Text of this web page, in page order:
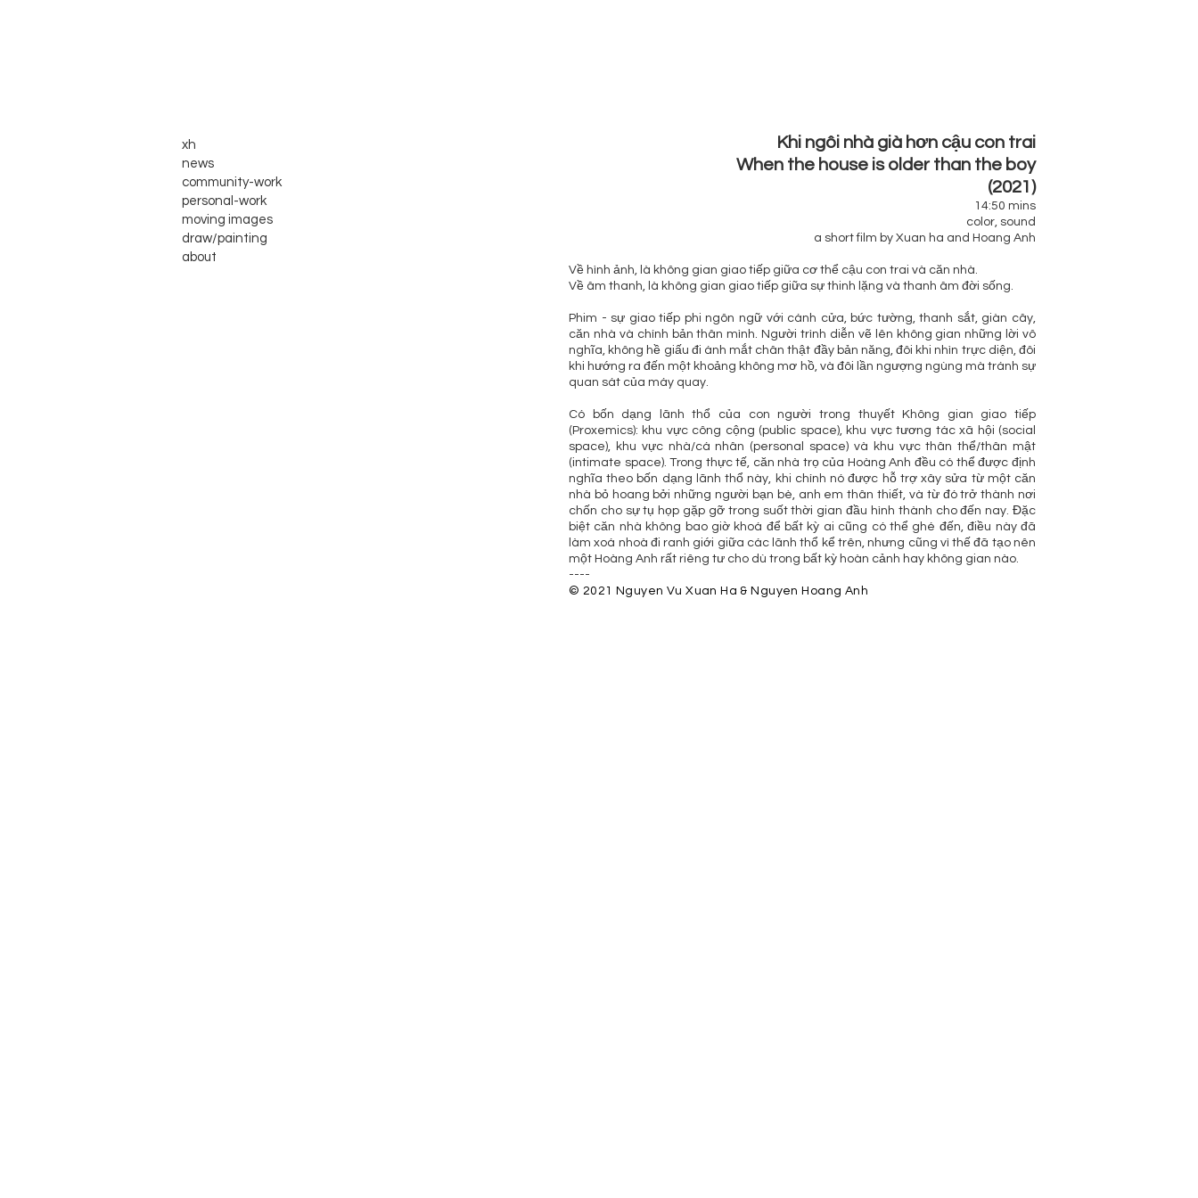
Khi ngôi nhà già hơn cậu con trai
When the house is older than the boy
(2021)
14:50 mins
color, sound
a short film by Xuan ha and Hoang Anh
Về hình ảnh, là không gian giao tiếp giữa cơ thể cậu con trai và căn nhà.
Về âm thanh, là không gian giao tiếp giữa sự thinh lặng và thanh âm đời sống.
Phim - sự giao tiếp phi ngôn ngữ với cánh cửa, bức tường, thanh sắt, giàn cây,
căn nhà và chính bản thân mình. Người trình diễn vẽ lên không gian những lời vô
nghĩa, không hề giấu đi ánh mắt chân thật đầy bản năng, đôi khi nhìn trực diện, đôi
khi hướng ra đến một khoảng không mơ hồ, và đôi lần ngượng ngùng mà tránh sự
quan sát của máy quay.
Có bốn dạng lãnh thổ của con người trong thuyết Không gian giao tiếp
(Proxemics): khu vực công cộng (public space), khu vực tương tác xã hội (social
space), khu vực nhà/cá nhân (personal space) và khu vực thân thể/thân mật
(intimate space). Trong thực tế, căn nhà trọ của Hoàng Anh đều có thể được định
nghĩa theo bốn dạng lãnh thổ này, khi chính nó được hỗ trợ xây sửa từ một căn
nhà bỏ hoang bởi những người bạn bè, anh em thân thiết, và từ đó trở thành nơi
chốn cho sự tụ họp gặp gỡ trong suốt thời gian đầu hình thành cho đến nay. Đặc
biệt căn nhà không bao giờ khoá để bất kỳ ai cũng có thể ghé đến, điều này đã
làm xoá nhoà đi ranh giới giữa các lãnh thổ kể trên, nhưng cũng vì thế đã tạo nên
một Hoàng Anh rất riêng tư cho dù trong bất kỳ hoàn cảnh hay không gian nào.
----
© 2021 Nguyen Vu Xuan Ha & Nguyen Hoang Anh
xh
news
community-work
personal-work
moving images
draw/painting
about